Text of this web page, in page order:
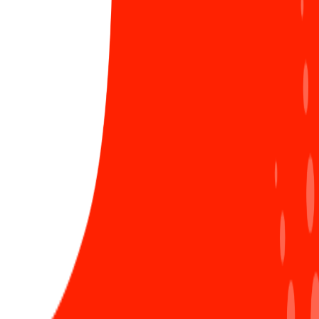
1053 Lượt xem
Tâm thế của các tân chủ nhân giải thưởng SAA
2024 trước thềm năm mới
Chứng nhận ISO/IEC 27001:2022: Bước tiến vững
chắc khẳng định vị thế Sun*
859 Lượt xem
Ra mắt Secure coding guideline - “Must-read
guideline” dành cho các lập trình viên Sun*
1144 Lượt xem
#ProudofSun*
LIÊN HỆ ĐĂNG BÀI